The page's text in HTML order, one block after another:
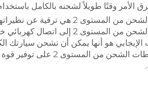
طويلاً لشحنه بالكامل باستخدام محطة شحن من المستوى 1. لذلك، رغم أنها سهلة
الإيجابي هو أنها يمكن أن تشحن سيارتك
تعمل محطات